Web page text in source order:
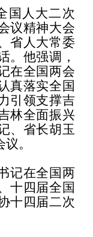
国人大二次
议精神大会
省人大常委
。他强调，
在全国两会
真落实全国
引领支撑吉
林全面振兴
、省长胡玉
。
记在全国两
十四届全国
十四届二次